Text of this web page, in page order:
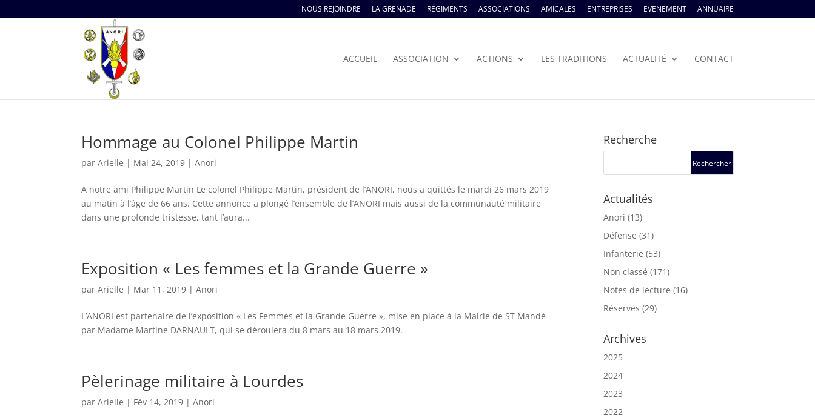
NOUS REJOINDRE LA GRENADE RÉGIMENTS ASSOCIATIONS AMICALES ENTREPRISES EVENEMENT ANNUAIRE
ACCUEIL ASSOCIATION ACTIONS LES TRADITIONS ACTUALITÉ CONTACT
Hommage au Colonel Philippe Martin
parArielle | Mai 24, 2019 |Anori
A notre ami Philippe Martin Le colonel Philippe Martin, président de l’ANORI, nous a quittés le mardi 26 mars 2019
au matin à l’âge de 66 ans. Cette annonce a plongé l’ensemble de l’ANORI mais aussi de la communauté militaire
dans une profonde tristesse, tant l’aura...
Exposition « Les femmes et la Grande Guerre »
parArielle | Mar 11, 2019 |Anori
L’ANORI est partenaire de l’exposition « Les Femmes et la Grande Guerre », mise en place à la Mairie de ST Mandé
par Madame Martine DARNAULT, qui se déroulera du 8 mars au 18 mars 2019.
Pèlerinage militaire à Lourdes
parArielle | Fév 14, 2019 |Anori
Recherche
Actualités
Anori (13)
Défense (31)
Infanterie (53)
Non classé (171)
Notes de lecture (16)
Réserves (29)
Archives
2025
2024
2023
2022